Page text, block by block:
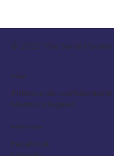
© 2025 Pôle Santé Pasteur
Politique
Politique de confidentialité
Mentions légales
Réseaux sociaux
Facebook